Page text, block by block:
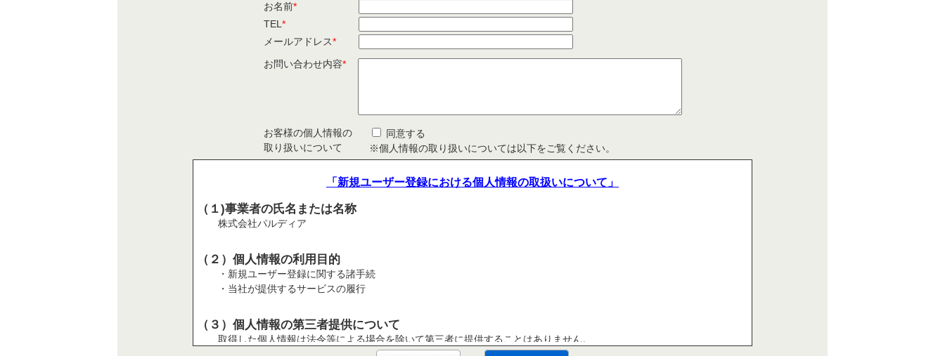
お名前*
TEL *
メールアドレス*
お問い合わせ内容*
お客様の個人情報の
取り扱いについて
同意する
※個人情報の取り扱いについては以下をご覧ください。
「新規ユーザー登録における個人情報の取扱いについて」
（１)事業者の氏名または名称
株式会社パルディア
（２）個人情報の利用目的
・新規ユーザー登録に関する諸手続
・当社が提供するサービスの履行
（３）個人情報の第三者提供について
取得した個人情報は法令等による場合を除いて第三者に提供することはありません。